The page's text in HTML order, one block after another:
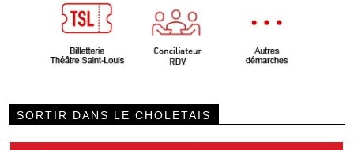
SORTIR DANS LE CHOLETAIS